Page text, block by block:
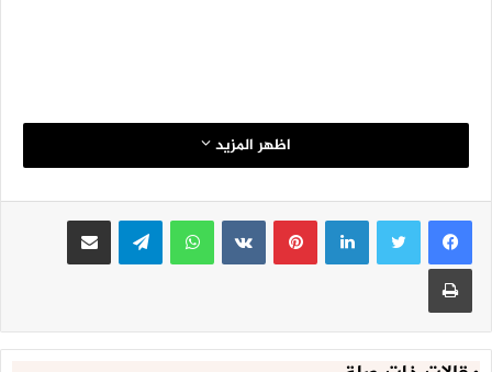
اظهر المزيد
لينكدإنبينتيريست واتساب تيلقرام مشاركة عبر البريد
طباعة